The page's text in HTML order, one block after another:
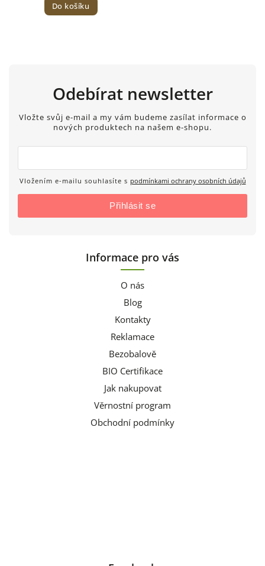
Do košíku
Odebírat newsletter
Vložte svůj e-mail a my vám budeme zasílat informace o
nových produktech na našem e-shopu.
Vložením e-mailu souhlasíte s podmínkami ochrany osobních údajů
Přihlásit se
Informace pro vás
O nás
Blog
Kontakty
Reklamace
Bezobalově
BIO Certifikace
Jak nakupovat
Věrnostní program
Obchodní podmínky